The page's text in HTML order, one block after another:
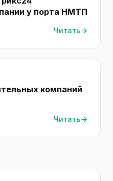
у порта НМТП
Читать
компаний
Читать